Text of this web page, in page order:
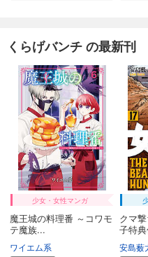
くらげバンチ の最新刊
少女・女性マンガ
魔王城の料理番 ～コワモ
テ魔族...
ワイエム系
クマ
子特
安島薮